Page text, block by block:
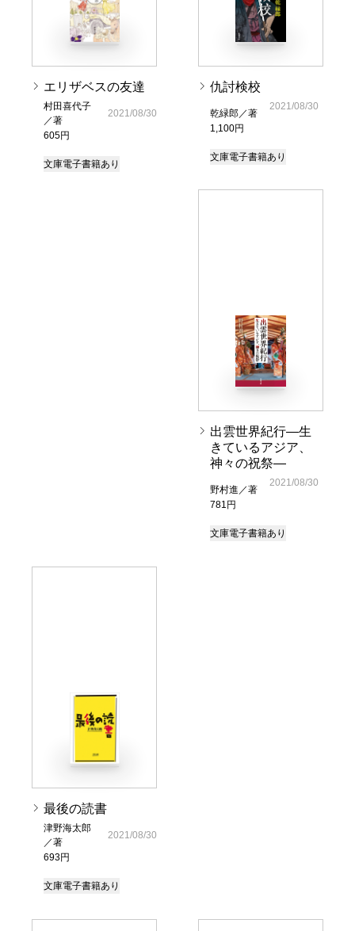
エリザベスの友達
村田喜代子
／著
605円
2021/08/30
文庫電子書籍あり
仇討検校
乾緑郎／著
1,100円
2021/08/30
文庫電子書籍あり
出雲世界紀行―生
きているアジア、
神々の祝祭―
野村進／著
781円
2021/08/30
文庫電子書籍あり
最後の読書
津野海太郎
／著
693円
2021/08/30
文庫電子書籍あり